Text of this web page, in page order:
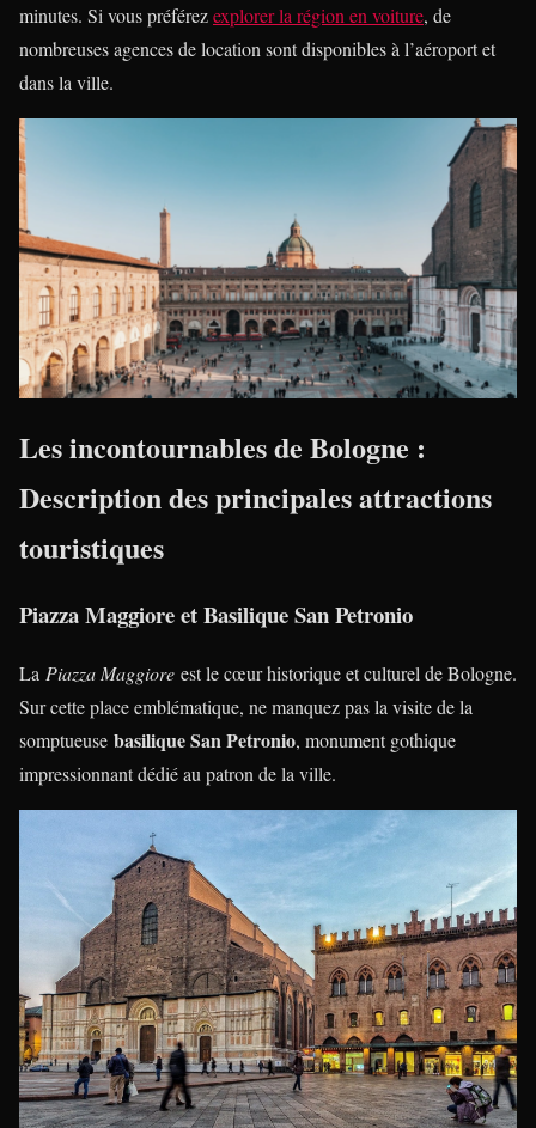
minutes. Si vous préférezexplorer la région en voiture, de
nombreuses agences de location sont disponibles à l’aéroport et
dans la ville.
Les incontournables de Bologne :
Description des principales attractions
touristiques
Piazza Maggiore et Basilique San Petronio
La Piazza Maggiore est le cœur historique et culturel de Bologne.
Sur cette place emblématique, ne manquez pas la visite de la
somptueuse basilique San Petronio, monument gothique
impressionnant dédié au patron de la ville.